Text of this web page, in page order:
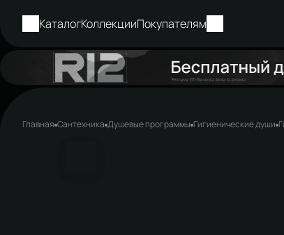
КаталогКоллекцииПокупателям
Главная Сантехника Душевые программы Гигиенические души